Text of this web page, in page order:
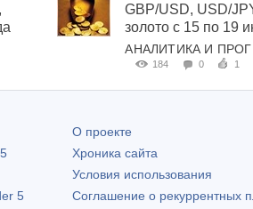
GBP/USD, USD/
золото с 15 по 19
АНАЛИТИКА И
184 0 1
5
О проекте
Хроника сайта
Условия использования
Соглашение о рекуррентных